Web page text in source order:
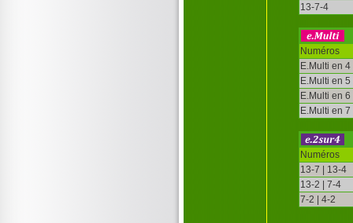
13-7-4
Numéros
E.Multi en 4
E.Multi en 5
E.Multi en 6
E.Multi en 7
Numéros
13-7 | 13-4
13-2 | 7-4
7-2 | 4-2